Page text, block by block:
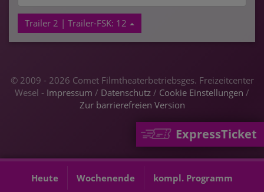
Heute Wochenende kompl. Programm
ExpressTicket
Trailer 2 | Trailer-FSK: 12
© 2009 - 2026 Comet Filmtheaterbetriebsges. Freizeitcenter
Wesel - Impressum / Datenschutz / Cookie Einstellungen /
Zur barrierefreien Version